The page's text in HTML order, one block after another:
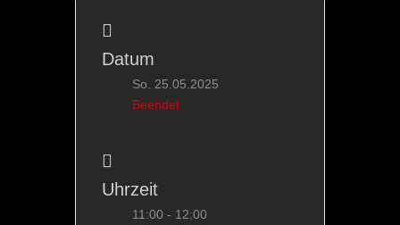
Datum
So. 25.05.2025
Beendet
Uhrzeit
11:00 - 12:00